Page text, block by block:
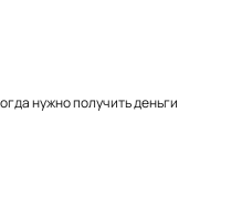
нужно получить деньги